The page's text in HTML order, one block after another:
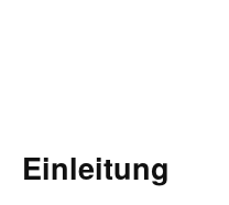
Einleitung